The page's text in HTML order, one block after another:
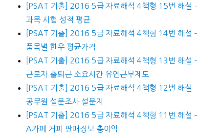
[PSAT 기출] 2016 5급 자료해석 4책형 15번 해설 –
과목 시험 성적 평균
[PSAT 기출] 2016 5급 자료해석 4책형 14번 해설 –
품목별 한우 평균가격
[PSAT 기출] 2016 5급 자료해석 4책형 13번 해설 –
근로자 출퇴근 소요시간 유연근무제도
[PSAT 기출] 2016 5급 자료해석 4책형 12번 해설 –
공무원 설문조사 설문지
[PSAT 기출] 2016 5급 자료해석 4책형 11번 해설 –
A카페 커피 판매정보 총이익